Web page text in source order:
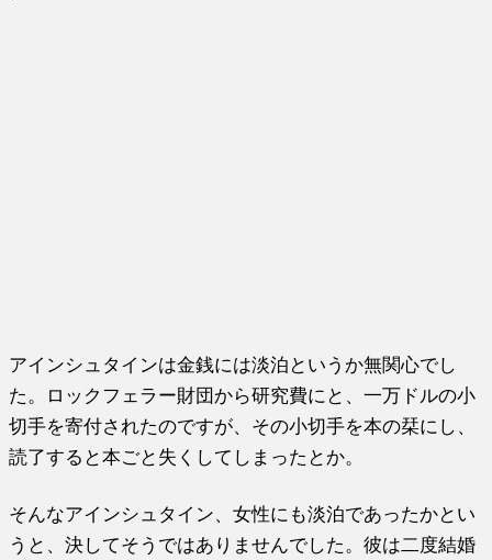
アインシュタインは金銭には淡泊というか無関心でし
た。ロックフ ェラー財団から研究費にと、一万ドルの小
切手を寄付されたのですが、その小切手を本の栞にし、
読了すると本ごと失くしてしまった とか。
そんなアインシュタイン、女性にも淡泊であったかとい
うと、決してそうではありませんでした。彼は二度結婚